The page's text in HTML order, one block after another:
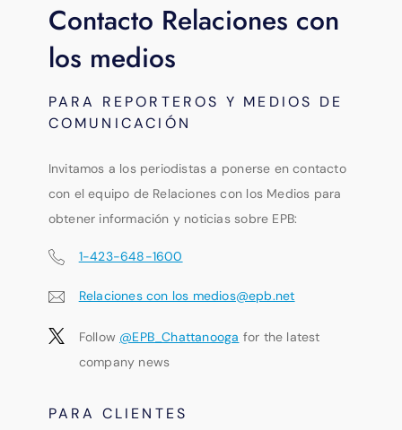
Contacto Relaciones con
los medios
PARA REPORTEROS Y MEDIOS DE
COMUNICACIÓN
Invitamos a los periodistas a ponerse en contacto
con el equipo de Relaciones con los Medios para
obtener información y noticias sobre EPB:
1-423-648-1600
Relaciones con los medios@epb.net
Follow @EPB_Chattanooga for the latest
company news
PARA CLIENTES